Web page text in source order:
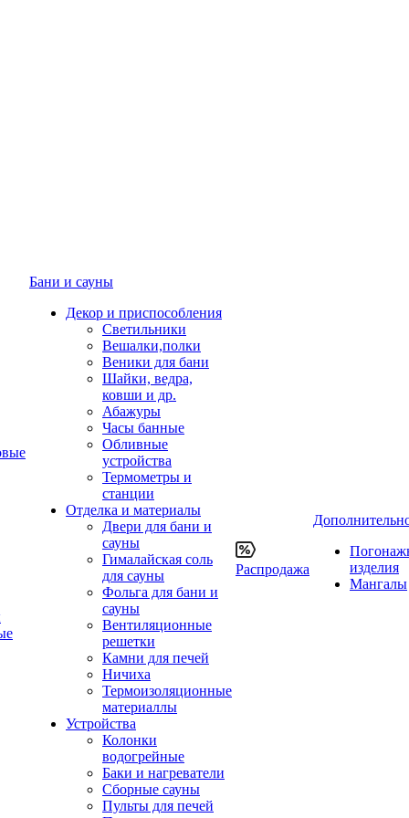
Бани и сауны
Декор и приспособления
Светильники
Вешалки,полки
Веники для бани
Шайки, ведра,
ковши и др.
Абажуры
Часы банные
Обливные
устройства
Термометры и
станции
Отделка и материалы
Двери для бани и
сауны
Гималайская соль
для сауны
Фольга для бани и
сауны
Вентиляционные
решетки
Камни для печей
Ничиха
Термоизоляционные
материаллы
Устройства
Колонки
водогрейные
Баки и нагреватели
Сборные сауны
Пульты для печей
Распродажа
изделия
Мангалы